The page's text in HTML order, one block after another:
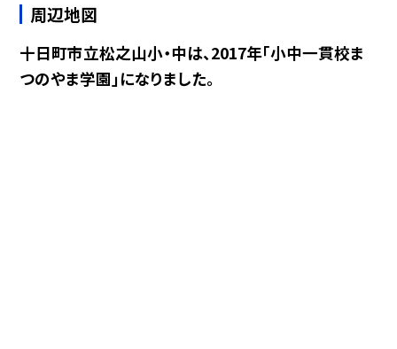
周辺地図
十日町市立松之山小・中は、2017年「小中一貫校ま
つのやま学園」になりました。